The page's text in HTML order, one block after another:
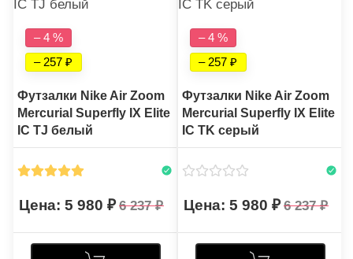
– 4 %
– 257
Футзалки Nike Air Zoom
Mercurial Superfly IX Elite
IC TJ белый
5 980 6 237
– 4 %
– 257
Футзалки Nike Air Zoom
Mercurial Superfly IX Elite
IC TK серый
5 980 6 237